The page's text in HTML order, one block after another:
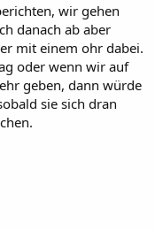
wir gehen
danach ab aber
mit einem ohr dabei.
oder wenn wir auf
geben, dann würde
sie sich dran